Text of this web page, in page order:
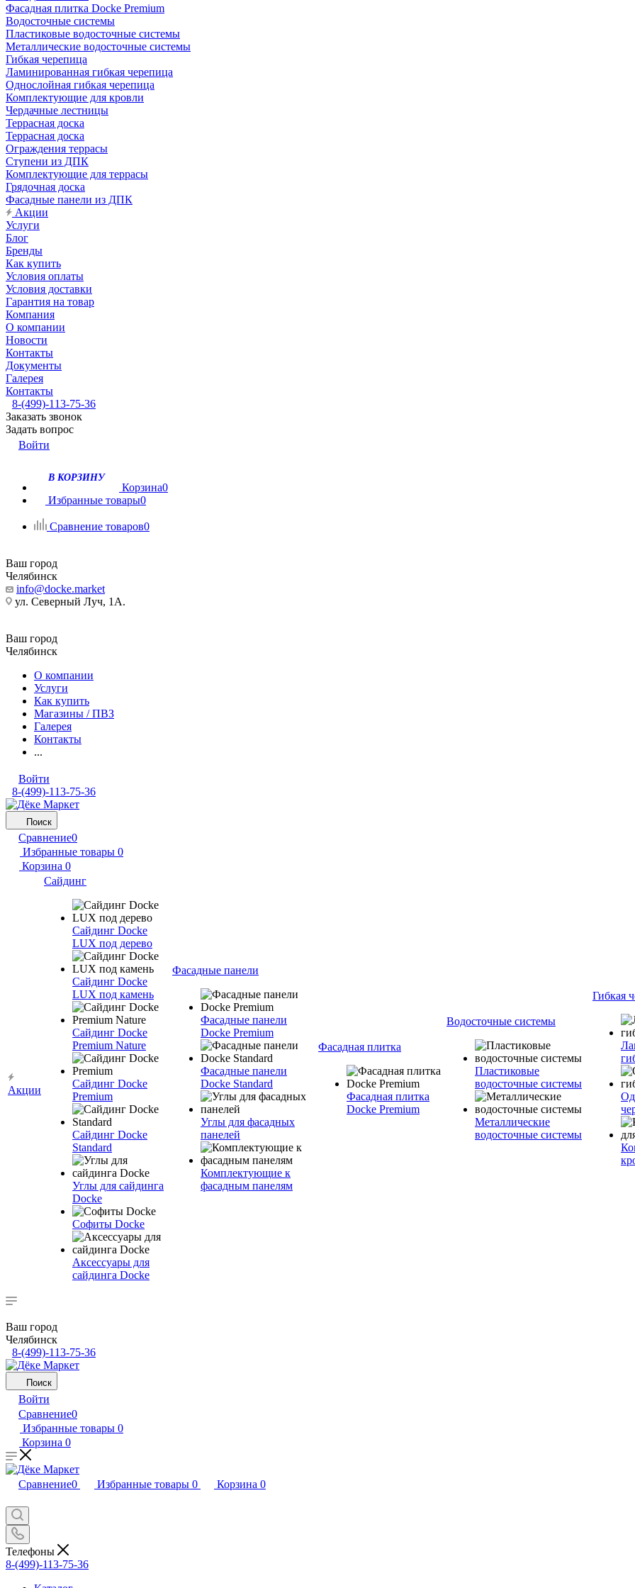
Фасадная плитка Docke Premium
Водосточные системы
Пластиковые водосточные системы
Металлические водосточные системы
Гибкая черепица
Ламинированная гибкая черепица
Однослойная гибкая черепица
Комплектующие для кровли
Чердачные лестницы
Террасная доска
Террасная доска
Ограждения террасы
Ступени из ДПК
Комплектующие для террасы
Грядочная доска
Фасадные панели из ДПК
Акции
Услуги
Блог
Бренды
Как купить
Условия оплаты
Условия доставки
Гарантия на товар
Компания
О компании
Новости
Контакты
Документы
Галерея
Контакты
8-(499)-113-75-36
Заказать звонок
Задать вопрос
Войти
В КОРЗИНУ
Корзина0
Избранные товары0
Сравнение товаров0
Ваш город
Челябинск
info@docke.market
ул. Северный Луч, 1А.
Ваш город
Челябинск
О компании
Услуги
Как купить
Магазины / ПВЗ
Галерея
Контакты
...
Войти
8-(499)-113-75-36
Поиск
Сравнение0
Избранные товары 0
Корзина 0
Акции
Сайдинг
Сайдинг Docke
LUX под дерево
Сайдинг Docke
LUX под камень
Сайдинг Docke
Premium Nature
Сайдинг Docke
Premium
Сайдинг Docke
Standard
Углы для сайдинга
Docke
Софиты Docke
Аксессуары для
сайдинга Docke
Фасадные панели
Фасадные панели
Docke Premium
Фасадные панели
Docke Standard
Углы для фасадных
панелей
Комплектующие к
фасадным панелям
Фасадная плитка
Фасадная плитка
Docke Premium
Водосточные системы
Пластиковые
водосточные системы
Металлические
водосточные системы
Гибкая
Ваш город
Челябинск
8-(499)-113-75-36
Поиск
Войти
Сравнение0
Избранные товары 0
Корзина 0
Сравнение0 Избранные товары 0 Корзина 0
Телефоны
8-(499)-113-75-36